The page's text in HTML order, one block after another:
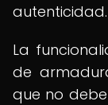
autenticidad.
La
de
que no